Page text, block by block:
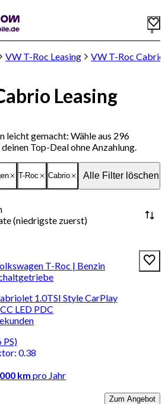
0
VW T-Roc Leasing VW T-Roc Cabrio
Leasing
leicht gemacht: Wähle aus 296
Top-Deal ohne Anzahlung.
T-Roc Cabrio Alle Filter löschen
(niedrigste zuerst)
T-Roc | Benzin
1.0TSI Style CarPlay
LED PDC
PS)
: 0.38
km pro Jahr
Zum Angebot